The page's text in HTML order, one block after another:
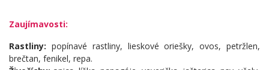
Zaujímavosti:
Rastliny: popínavé rastliny, lieskové oriešky, ovos, petržlen,
brečtan, fenikel, repa.